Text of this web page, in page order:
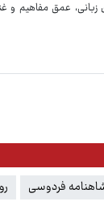
عمق مفاهیم و
فردوسی